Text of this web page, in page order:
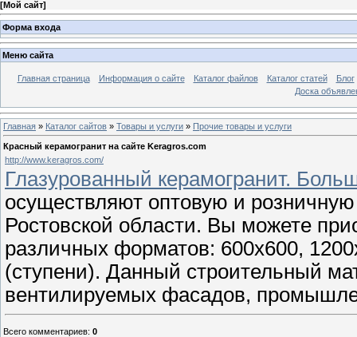
[Мой сайт]
Форма входа
Меню сайта
Главная страница Информация о сайте Каталог файлов Каталог статей
Блог
Доска
Главная » Каталог сайтов » Товары и услуги » Прочие товары и услуги
Красный керамогранит на сайте Keragros.com
http://www.keragros.com/
Глазурованный керамогранит.
осуществляют оптовую и
Ростовской области. Вы можете
различных форматов: 600х600,
(ступени). Данный строительный
вентилируемых фасадов,
Всего комментариев: 0